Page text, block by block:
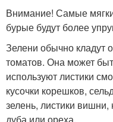
Внимание! Самые
бурые будут более
Зелени обычно кладут
томатов. Она может
используют листики
кусочки корешков,
зелень, листики
дуба или ореха.